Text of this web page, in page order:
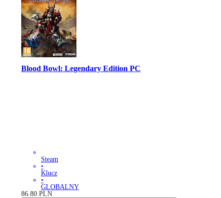
Blood Bowl: Legendary Edition PC
Steam
•
Klucz
•
GLOBALNY
86.80 PLN